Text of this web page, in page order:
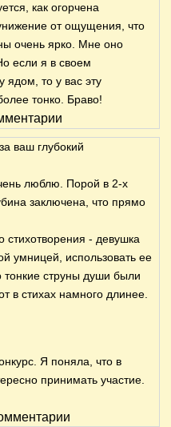
как огорчена
от ощущения, что
очень ярко. Мне оно
если я в своем
ядом, то у вас эту
тонко. Браво!
ваш глубокий
люблю. Порой в 2-х
заключена, что прямо
стихотворения - девушка
умницей, использовать ее
тонкие струны души были
в стихах намного длинее.
Я поняла, что в
принимать участие.